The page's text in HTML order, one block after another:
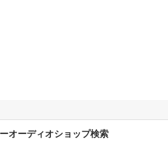
オーディオショップ検索